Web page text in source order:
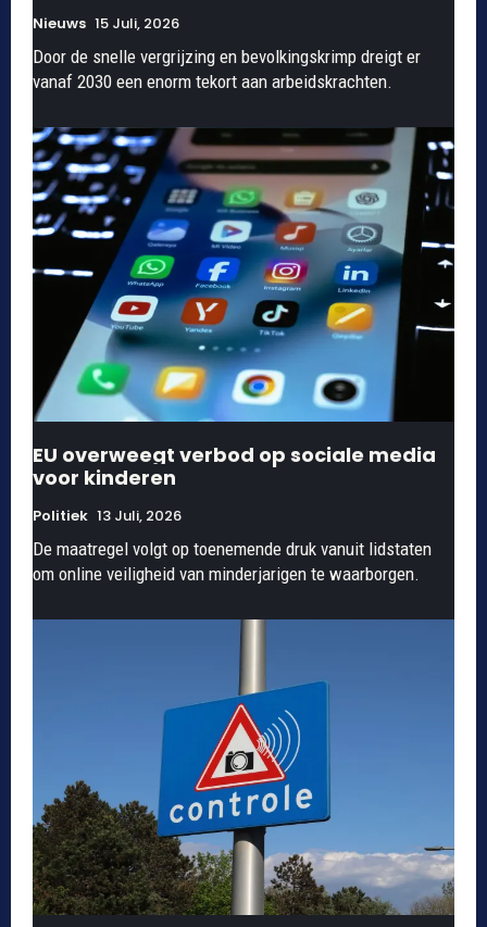
Nieuws 15 Juli, 2026
Door de snelle vergrijzing en bevolkingskrimp dreigt er
vanaf 2030 een enorm tekort aan arbeidskrachten.
EU overweegt verbod op sociale media
voor kinderen
Politiek 13 Juli, 2026
De maatregel volgt op toenemende druk vanuit lidstaten
om online veiligheid van minderjarigen te waarborgen.